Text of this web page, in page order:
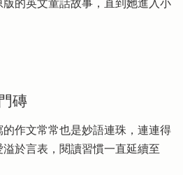
的英文童話故事，直到她進入小
磚
作文常常也是妙語連珠，連連得
溢於言表，閱讀習慣一直延續至